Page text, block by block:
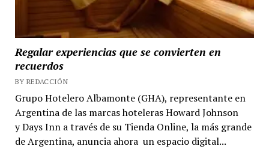
Regalar experiencias que se convierten en
recuerdos
BY REDACCIÓN
Grupo Hotelero Albamonte (GHA), representante en
Argentina de las marcas hoteleras Howard Johnson
y Days Inn a través de su Tienda Online, la más grande
de Argentina, anuncia ahora un espacio digital...